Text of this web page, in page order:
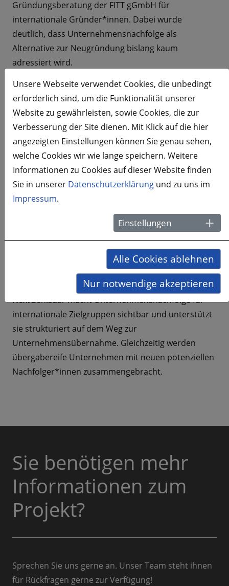
Gründungsberatung der FITT gGmbH für
internationale Gründer*innen. Dabei wurde
deutlich, dass Unternehmensnachfolge als
Alternative zur Neugründung bislang kaum
adressiert wird.
Projektnutzen
NextGen.Saar trägt zur Sicherung regionaler
Unternehmen und Arbeitsplätze bei, indem bislang
ungenutzte unternehmerische Potenziale aktiviert
werden. Gleichzeitig stärkt das Projekt die
wirtschaftliche Integration und die Zukunftsfähigkeit
NextGen.Saar macht Unternehmensnachfolge für
internationale Zielgruppen sichtbar und unterstützt
sie strukturiert auf dem Weg zur
Unternehmensübernahme. Gleichzeitig werden
übergabereife Unternehmen mit neuen potenziellen
Nachfolger*innen zusammengebracht.
Sie benötigen mehr
Informationen zum
Projekt?
Sprechen Sie uns gerne an. Unser Team steht ihnen
für Rückfragen gerne zur Verfügung!
Unsere Webseite verwendet Cookies, die unbedingt
erforderlich sind, um die Funktionalität unserer
Website zu gewährleisten, sowie Cookies, die zur
Verbesserung der Site dienen. Mit Klick auf die hier
angezeigten Einstellungen können Sie genau sehen,
welche Cookies wir wie lange speichern. Weitere
Informationen zu Cookies auf dieser Website finden
Sie in unserer Datenschutzerklärung und zu uns im
Impressum.
Einstellungen
Alle Cookies ablehnen
Nur notwendige akzeptieren